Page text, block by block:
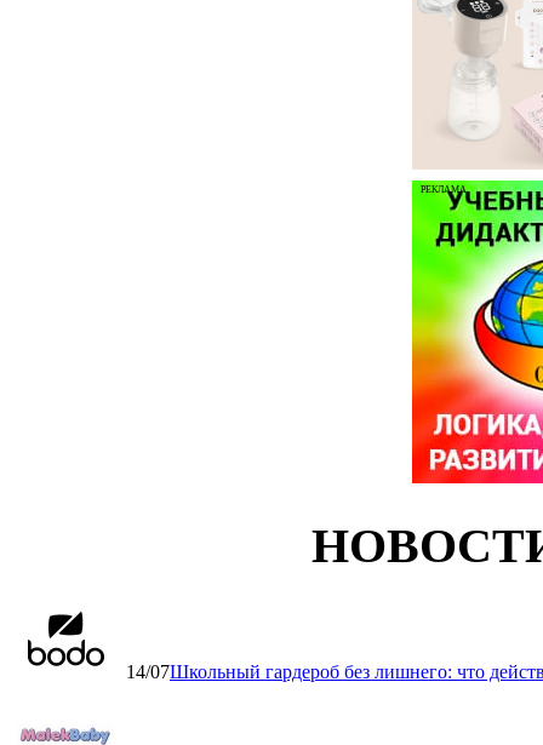
РЕКЛАМА
14/07Школьный гардероб без лишнего: что